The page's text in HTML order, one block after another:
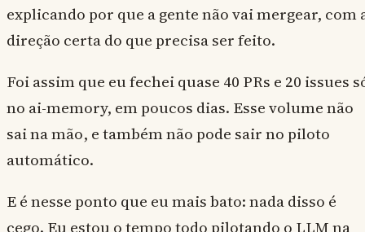
explicando por que a gente não vai mergear, com
direção certa do que precisa ser feito.
Foi assim que eu fechei quase 40 PRs e 20 issues
no ai-memory, em poucos dias. Esse volume não
sai na mão, e também não pode sair no piloto
automático.
E é nesse ponto que eu mais bato: nada disso é
cego. Eu estou o tempo todo pilotando o LLM na